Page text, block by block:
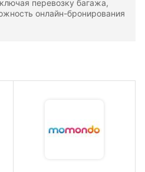
перевозку багажа,
онлайн-бронирования